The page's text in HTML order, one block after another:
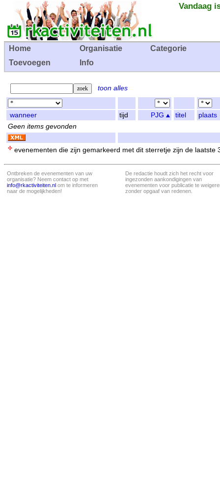
Vandaag
Home Organisatie
Categorie
Toevoegen
Info
toon alles
wanneer tijd PJG titel
plaats
Geen items gevonden
evenementen die zijn gemarkeerd met dit sterretje zijn de laatste
Ontbreken de evenementen van uw
organisatie? Neem contact op met
info@rkactiviteiten.nl om te informeren
naar de mogelijkheden!
De redactie houdt zich het recht voor
ingezonden aankondigingen van
evenementen voor publicatie te
zonder opgaaf van redenen.